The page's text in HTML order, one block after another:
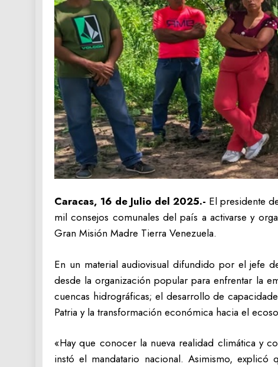
Caracas, 16 de Julio del 2025.- El presidente
mil consejos comunales del país a activarse y
Gran Misión Madre Tierra Venezuela.
En un material audiovisual difundido por el jefe
desde la organización popular para enfrentar la
cuencas hidrográficas; el desarrollo de
Patria y la transformación económica hacia el
«Hay que conocer la nueva realidad climática y
instó el mandatario nacional. Asimismo,